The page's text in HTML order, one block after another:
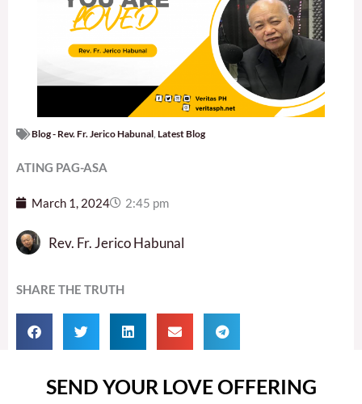
Blog - Rev. Fr. Jerico Habunal Latest Blog
ATING PAG-ASA
March 1, 2024 2:45 pm
Rev. Fr. Jerico Habunal
SHARE THE TRUTH
SEND YOUR LOVE OFFERING